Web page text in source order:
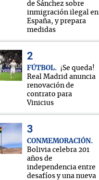
de Sánchez sobre
inmigración ilegal en
España, y prepara
medidas
FÚTBOL
¡Se queda!
Real Madrid anuncia
renovación de
contrato para
Vinicius
CONMEMORACIÓN
Bolivia celebra 201
años de
independencia entre
desafíos y una nueva